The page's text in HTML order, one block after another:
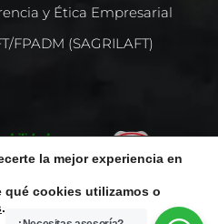
y Ética Empresarial
FPADM (SAGRILAFT)
la mejor experiencia en
qué cookies utilizamos o
.